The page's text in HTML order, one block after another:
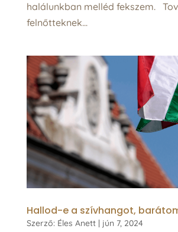
halálunkban melléd fekszem.
felnőtteknek...
Hallod-e a szívhangot,
Szerző: Éles Anett| jún 7, 2024